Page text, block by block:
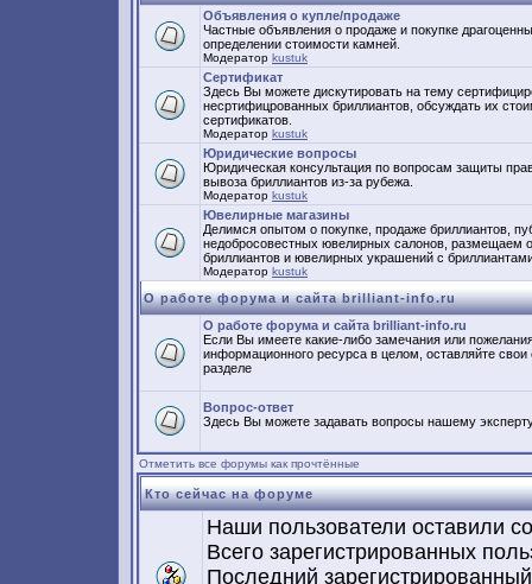
Объявления о купле/продаже
Частные объявления о продаже и покупке
определении стоимости камней.
Модератор kustuk
Сертификат
Здесь Вы можете дискутировать на тему
несртифицрованных бриллиантов, обсуждать их
сертификатов.
Модератор kustuk
Юридические вопросы
Юридическая консультация по вопросам защиты
вывоза бриллиантов из-за рубежа.
Модератор kustuk
Ювелирные магазины
Делимся опытом о покупке, продаже бриллиантов,
недобросовестных ювелирных салонов, размещаем
бриллиантов и ювелирных украшений с
Модератор kustuk
О работе форума и сайта brilliant-info.ru
О работе форума и сайта brilliant-info.ru
Если Вы имеете какие-либо замечания или
информационного ресурса в целом, оставляйте
разделе
Вопрос-ответ
Здесь Вы можете задавать вопросы нашему
Отметить все форумы как прочтённые
Кто сейчас на форуме
Наши пользователи оставили
Всего зарегистрированных
Последний